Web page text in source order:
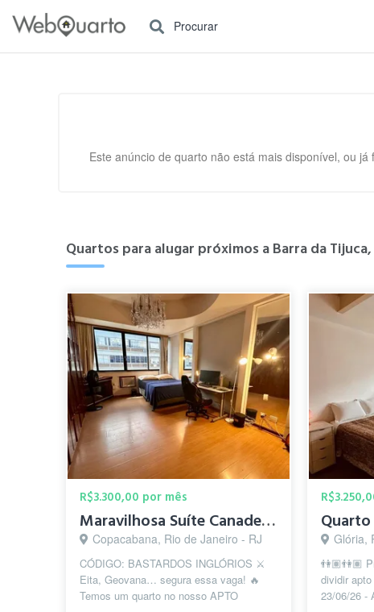
Procurar
Este anúncio de quarto não está mais disponível, ou
Quartos para alugar próximos a Barra da
R$3.300,00 por mês
Maravilhosa Suíte Canadense Em Copanema
Copacabana, Rio de Janeiro - RJ
CÓDIGO: BASTARDOS INGLÓRIOS ⚔️
Eita, Geovana… segura essa vaga! 🔥
Temos um quarto no nosso APTO
Glória,
👫🏽👫🏽
dividir
23/06/26 -